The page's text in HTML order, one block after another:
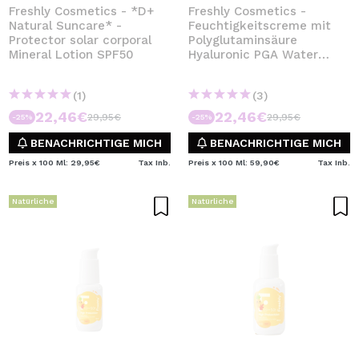
Freshly Cosmetics - *D+
Natural Suncare* -
Protector solar corporal
Mineral Lotion SPF50
(1)
-25% 22,46€29,95€
BENACHRICHTIGE MICH
Preis x 100 Ml: 29,95€ Tax Inb.
Freshly Cosmetics -
Feuchtigkeitscreme mit
Polyglutaminsäure
Hyaluronic PGA Water
(3)
-25% 22,46€29,95€
BENACHRICHTIGE MICH
Preis x 100 Ml: 59,90€ Tax Inb.
Natürliche Natürliche